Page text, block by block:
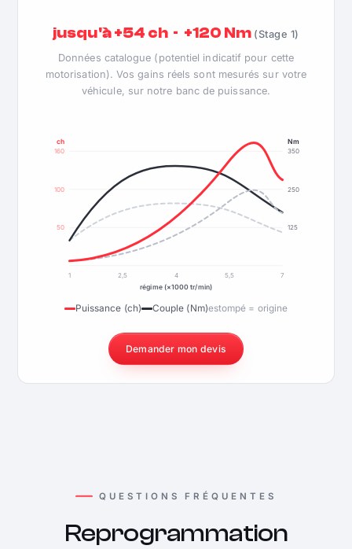
jusqu'à +54 ch · +120 Nm (Stage 1)
Données catalogue (potentiel indicatif pour cette
motorisation). Vos gains réels sont mesurés sur votre
véhicule, sur notre banc de puissance.
50
100
160
125
250
350
ch Nm
1 2,5 4 5,5
7
régime (×1000 tr/min)
Puissance (ch) Couple (Nm)estompé = origine
Demander mon devis
QUESTIONS FRÉQUENTES
Reprogrammation